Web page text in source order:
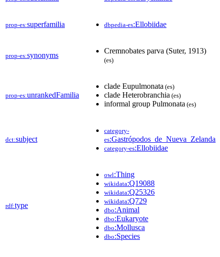
prop-es:superfamilia dbpedia-es:Ellobiidae
prop-es:synonyms
Cremnobates parva (Suter, 1913)
(es)
prop-es:unrankedFamilia
clade Eupulmonata (es)
clade Heterobranchia (es)
informal group Pulmonata (es)
dct:subject
category-
es:Gastrópodos_de_Nueva_Zelanda
category-es:Ellobiidae
rdf:type
owl:Thing
wikidata:Q19088
wikidata:Q25326
wikidata:Q729
dbo:Animal
dbo:Eukaryote
dbo:Mollusca
dbo:Species